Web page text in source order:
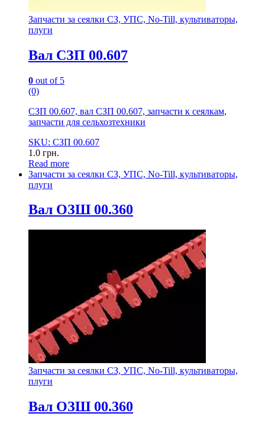
Запчасти за сеялки СЗ, УПС, No-Till, культиваторы,
плуги
Вал СЗП 00.607
0 out of 5
(0)
СЗП 00.607, вал СЗП 00.607, запчасти к сеялкам,
запчасти для сельхозтехники
SKU: СЗП 00.607
1.0 грн.
Read more
Запчасти за сеялки СЗ, УПС, No-Till, культиваторы,
плуги
Вал ОЗШ 00.360
Запчасти за сеялки СЗ, УПС, No-Till, культиваторы,
плуги
Вал ОЗШ 00.360